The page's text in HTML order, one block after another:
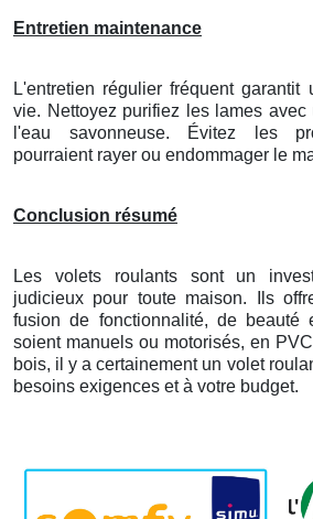
Entretien maintenance
L'entretien régulier fréquent
vie. Nettoyez purifiez les lames
l'eau savonneuse. Évitez les
pourraient rayer ou endommager le
Conclusion résumé
Les volets roulants sont un
judicieux pour toute maison. Ils
fusion de fonctionnalité, de beauté
soient manuels ou motorisés, en
bois, il y a certainement un volet
besoins exigences et à votre budget.